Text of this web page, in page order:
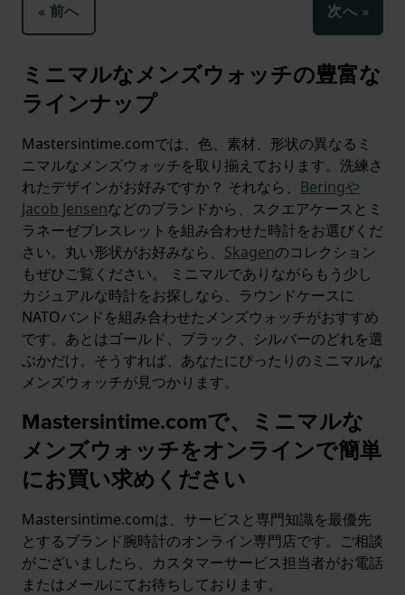
« 前へ 次へ »
ミニマルなメンズウォッチの豊富な
ラインナップ
Mastersintime.comでは、色、素材、形状の異なるミ
ニマルなメンズウォッチを取り揃えております。洗練さ
れたデザインがお好みですか？ それなら、 Beringや
Jacob Jensenなどのブランドから、スクエアケースとミ
ラネーゼブレスレットを組み合わせた時計をお選びくだ
さい。丸い形状がお好みなら、 Skagenのコレクション
もぜひご覧ください。 ミニマルでありながらもう少し
カジュアルな時計をお探しなら、ラウンドケースに
NATOバンドを組み合わせたメンズウォッチがおすすめ
です。あとはゴールド、ブラック、シルバーのどれを選
ぶかだけ。そうすれば、あなたにぴったりのミニマルな
メンズウォッチが見つかります。
Mastersintime.comで、ミニマルな
メンズウォッチをオンラインで簡単
にお買い求めください
Mastersintime.comは、サービスと専門知識を最優先
とするブランド腕時計のオンライン専門店です。ご相談
がございましたら、カスタマーサービス担当者がお電話
またはメールにてお待ちしております。